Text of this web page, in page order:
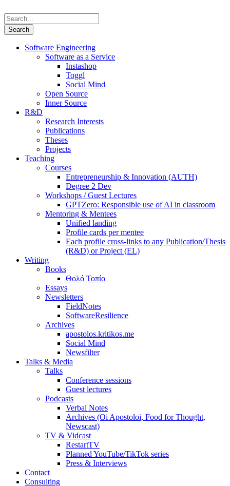
Software Engineering
Software as a Service
Instashop
Toggl
Social Mind
Open Source
Inner Source
R&D
Research Interests
Publications
Theses
Projects
Teaching
Courses
Entrepreneurship & Innovation (AUTH)
Degree 2 Dev
Workshops / Guest Lectures
GPTZero: Responsible use of AI in classroom
Mentoring & Mentees
Unified landing
Profile cards per mentee
Each profile cross-links to any Publication/Thesis
(R&D) or Project (EL)
Writing
Books
Θολό Τοπίο
Essays
Newsletters
FieldNotes
SoftwareResilience
Archives
apostolos.kritikos.me
Social Mind
Newsfilter
Talks & Media
Talks
Conference sessions
Guest lectures
Podcasts
Verbal Notes
Archives (Oi Apostoloi, Food for Thought,
Newscast)
TV & Vidcast
RestartTV
Planned YouTube/TikTok series
Press & Interviews
Contact
Consulting